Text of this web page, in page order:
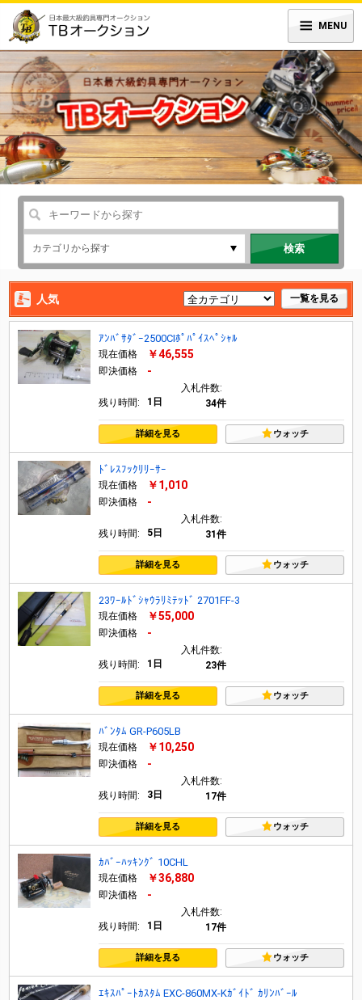
MENU
検索
人気 一覧を見る
ｱﾝﾊﾞｻﾀﾞｰ2500CIﾎﾟﾊﾟｲｽﾍﾟｼｬﾙ
現在価格 ￥46,555
即決価格 -
残り時間: 1日
入札件数:
34件
詳細を見る ウォッチ
ﾄﾞﾚｽﾌｯｸﾘﾘｰｻｰ
現在価格 ￥1,010
即決価格 -
残り時間: 5日
入札件数:
31件
詳細を見る ウォッチ
23ﾜｰﾙﾄﾞｼｬｳﾗﾘﾐﾃｯﾄﾞ 2701FF-3
現在価格 ￥55,000
即決価格 -
残り時間: 1日
入札件数:
23件
詳細を見る ウォッチ
ﾊﾞﾝﾀﾑ GR-P605LB
現在価格 ￥10,250
即決価格 -
残り時間: 3日
入札件数:
17件
詳細を見る ウォッチ
ｶﾊﾞｰﾊｯｷﾝｸﾞ 10CHL
現在価格 ￥36,880
即決価格 -
残り時間: 1日
入札件数:
17件
詳細を見る ウォッチ
ｴｷｽﾊﾟｰﾄｶｽﾀﾑ EXC-860MX-Kｶﾞｲﾄﾞ ｶﾘﾝﾊﾞｰﾙ